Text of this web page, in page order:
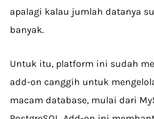
apalagi kalau jumlah datanya
banyak.
Untuk itu, platform ini sudah
add-on canggih untuk
macam database, mulai dari